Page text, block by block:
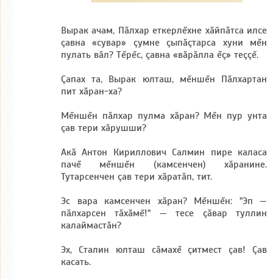
Вырак ачам, Пăлхар еткерлĕхне хăйпăтса илсе
çавна «сувар» çумне çыпăçтарса хуни мĕн
пулать вăл? Тĕрĕс, çавна «вăрăлла ĕç» теççĕ.
Çапах та, Вырак юлташ, мĕншĕн Пăлхартан
пит хăран-ха?
Мĕншĕн пăлхар пулма хăран? Мĕн пур унта
çав тери хăрушши?
Акă Антон Кириллович Салмин пире каласа
пачĕ мĕншĕн (камсенчен) хăранине.
Тутарсенчен çав тери хăратăп, тит.
Эс вара камсенчен хăран? Мĕншĕн: "Эп —
пăлхарсен тăхăмĕ!" — тесе çăвар туллин
калаймастăн?
Эх, Сталин юлташ сăмахĕ çитмест çав! Çав
касать.